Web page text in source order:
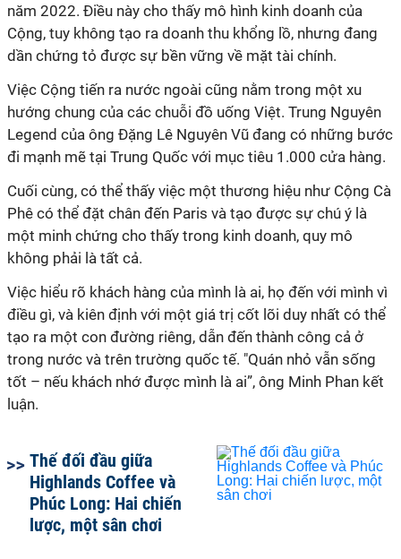
năm 2022. Điều này cho thấy mô hình kinh doanh của
Cộng, tuy không tạo ra doanh thu khổng lồ, nhưng đang
dần chứng tỏ được sự bền vững về mặt tài chính.
Việc Cộng tiến ra nước ngoài cũng nằm trong một xu
hướng chung của các chuỗi đồ uống Việt. Trung Nguyên
Legend của ông Đặng Lê Nguyên Vũ đang có những bước
đi mạnh mẽ tại Trung Quốc với mục tiêu 1.000 cửa hàng.
Cuối cùng, có thể thấy việc một thương hiệu như Cộng Cà
Phê có thể đặt chân đến Paris và tạo được sự chú ý là
một minh chứng cho thấy trong kinh doanh, quy mô
không phải là tất cả.
Việc hiểu rõ khách hàng của mình là ai, họ đến với mình vì
điều gì, và kiên định với một giá trị cốt lõi duy nhất có thể
tạo ra một con đường riêng, dẫn đến thành công cả ở
trong nước và trên trường quốc tế. "Quán nhỏ vẫn sống
tốt – nếu khách nhớ được mình là ai”, ông Minh Phan kết
luận.
Thế đối đầu giữa
Highlands Coffee và
Phúc Long: Hai chiến
lược, một sân chơi